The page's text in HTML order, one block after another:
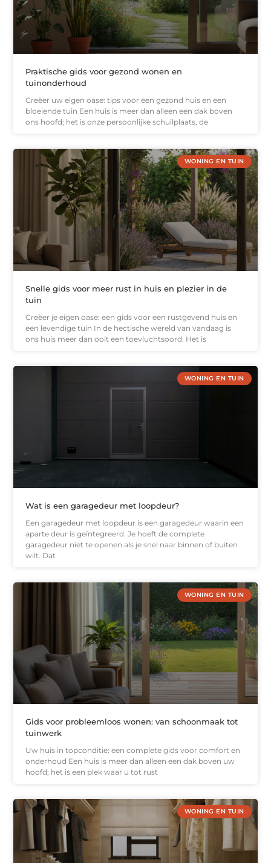
Praktische gids voor gezond wonen en
tuinonderhoud
Creëer uw eigen oase: tips voor een gezond huis en een
bloeiende tuin Een huis is meer dan alleen een dak boven
ons hoofd; het is onze persoonlijke schuilplaats, de
WONING EN TUIN
Snelle gids voor meer rust in huis en plezier in de
tuin
Creëer je eigen oase: een gids voor een rustgevend huis en
een levendige tuin In de hectische wereld van vandaag is
ons huis meer dan ooit een toevluchtsoord. Het is
WONING EN TUIN
Wat is een garagedeur met loopdeur?
Een garagedeur met loopdeur is een garagedeur waarin een
aparte deur is geïntegreerd. Je hoeft de complete
garagedeur niet te openen als je snel naar binnen of buiten
wilt. Dat
WONING EN TUIN
Gids voor probleemloos wonen: van schoonmaak tot
tuinwerk
Uw huis in topconditie: een complete gids voor comfort en
onderhoud Een huis is meer dan alleen een dak boven uw
hoofd; het is een plek waar u tot rust
WONING EN TUIN